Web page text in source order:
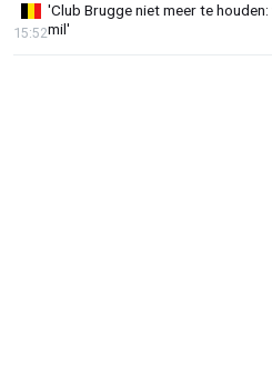
'Club Brugge niet meer te
mil'
15:52